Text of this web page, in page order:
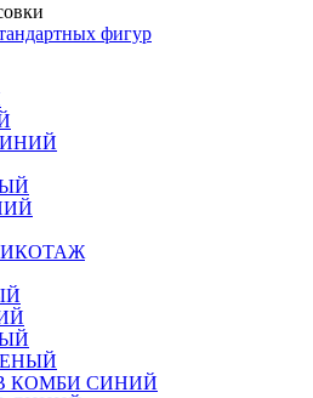
фигур
КОМБИ СИНИЙ